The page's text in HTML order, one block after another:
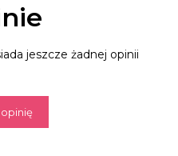
jeszcze żadnej opinii